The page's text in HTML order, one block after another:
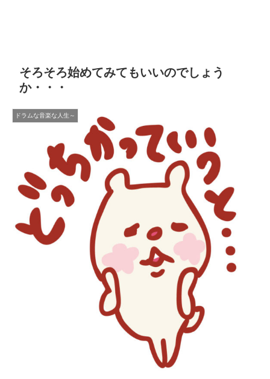
そろそろ始めてみてもいいのでしょう
か・・・
ドラムな音楽な人生～